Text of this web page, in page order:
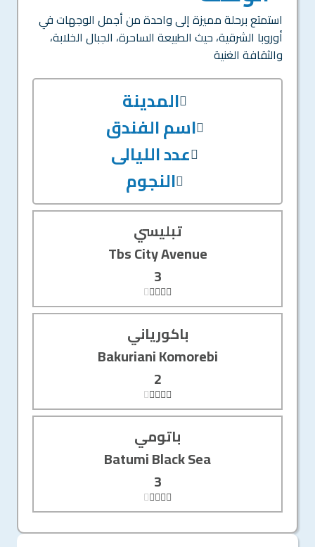
استمتع برحلة مميزة إلى واحدة من أجمل الوجهات في
أوروبا الشرقية، حيث الطبيعة الساحرة، الجبال الخلابة،
والثقافة الغنية
المدينة
اسم الفندق
عدد الليالى
النجوم
تبليسي
Tbs City Avenue
3
باكورياني
Bakuriani Komorebi
2
باتومي
Batumi Black Sea
3